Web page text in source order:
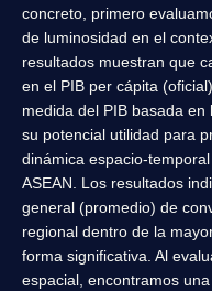
concreto, primero
de luminosidad en el
resultados muestran que
en el PIB per cápita
medida del PIB basada en
su potencial utilidad para
dinámica espacio-
ASEAN. Los resultados
general (promedio) de
regional dentro de la
forma significativa. Al
espacial, encontramos